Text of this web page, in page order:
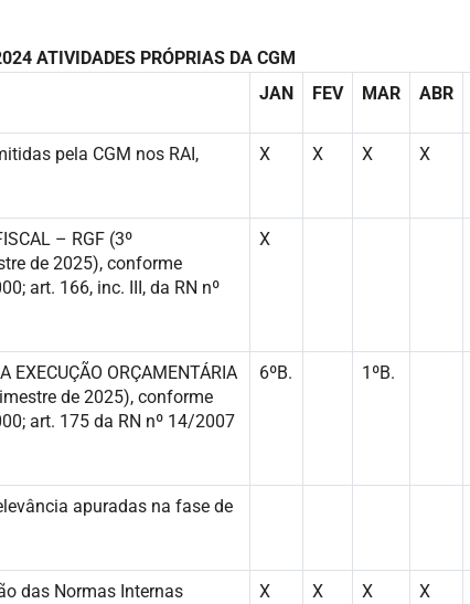
ATIVIDADES PRÓPRIAS DA CGM
JAN FEV MAR ABR
pela CGM nos RAI,
X X X X
– RGF (3º
de 2025), conforme
art. 166, inc. III, da RN nº
X
ORÇAMENTÁRIA
de 2025), conforme
art. 175 da RN nº 14/2007
6ºB. 1ºB.
apuradas na fase de
das Normas Internas
X X X X